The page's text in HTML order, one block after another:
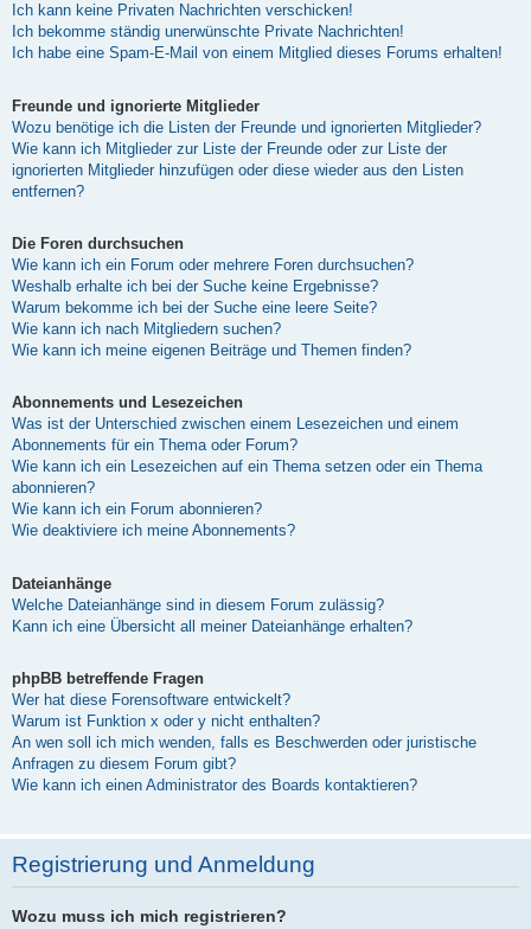
Ich kann keine Privaten Nachrichten verschicken!
Ich bekomme ständig unerwünschte Private Nachrichten!
Ich habe eine Spam-E-Mail von einem Mitglied dieses Forums erhalten!
Freunde und ignorierte Mitglieder
Wozu benötige ich die Listen der Freunde und ignorierten Mitglieder?
Wie kann ich Mitglieder zur Liste der Freunde oder zur Liste der
ignorierten Mitglieder hinzufügen oder diese wieder aus den Listen
entfernen?
Die Foren durchsuchen
Wie kann ich ein Forum oder mehrere Foren durchsuchen?
Weshalb erhalte ich bei der Suche keine Ergebnisse?
Warum bekomme ich bei der Suche eine leere Seite?
Wie kann ich nach Mitgliedern suchen?
Wie kann ich meine eigenen Beiträge und Themen finden?
Abonnements und Lesezeichen
Was ist der Unterschied zwischen einem Lesezeichen und einem
Abonnements für ein Thema oder Forum?
Wie kann ich ein Lesezeichen auf ein Thema setzen oder ein Thema
abonnieren?
Wie kann ich ein Forum abonnieren?
Wie deaktiviere ich meine Abonnements?
Dateianhänge
Welche Dateianhänge sind in diesem Forum zulässig?
Kann ich eine Übersicht all meiner Dateianhänge erhalten?
phpBB betreffende Fragen
Wer hat diese Forensoftware entwickelt?
Warum ist Funktion x oder y nicht enthalten?
An wen soll ich mich wenden, falls es Beschwerden oder juristische
Anfragen zu diesem Forum gibt?
Wie kann ich einen Administrator des Boards kontaktieren?
Registrierung und Anmeldung
Wozu muss ich mich registrieren?